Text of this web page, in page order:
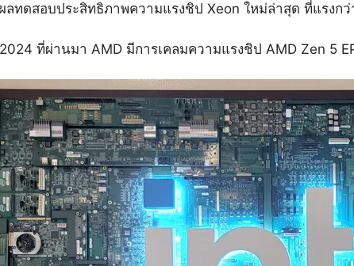
ทดสอบประสิทธิภาพความแรงชิป Xeon ใหม่ล่าสุด ที่แรงกว่
ที่ผ่านมา AMD มีการเคลมความแรงชิป AMD Zen 5